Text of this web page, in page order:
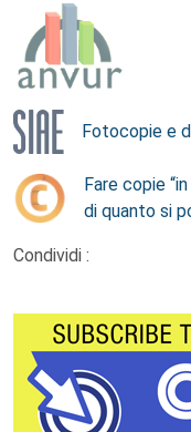
Fotocopie e
Fare copie
di quanto si
Condividi :